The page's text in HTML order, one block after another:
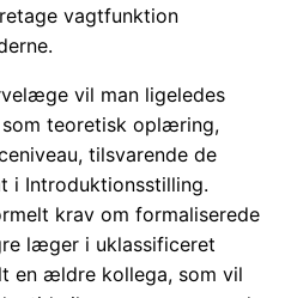
vagtfunktion
vil man ligeledes
teoretisk oplæring,
tilsvarende de
i Introduktionsstilling.
krav om formaliserede
læger i uklassificeret
en ældre kollega, som vil